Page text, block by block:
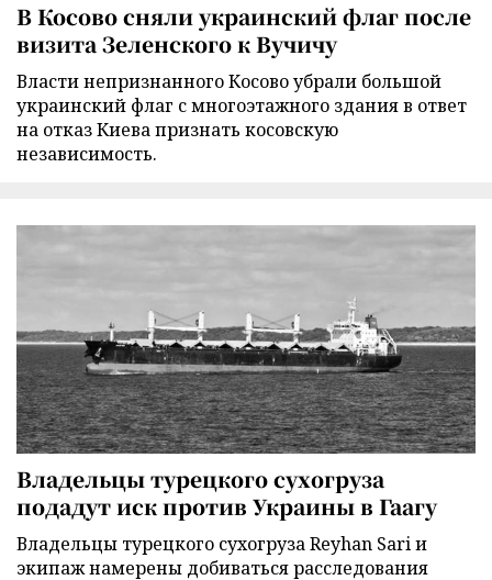
В Косово сняли украинский флаг после
визита Зеленского к Вучичу
Власти непризнанного Косово убрали большой
украинский флаг с многоэтажного здания в ответ
на отказ Киева признать косовскую
независимость.
Владельцы турецкого сухогруза
подадут иск против Украины в Гаагу
Владельцы турецкого сухогруза Reyhan Sari и
экипаж намерены добиваться расследования